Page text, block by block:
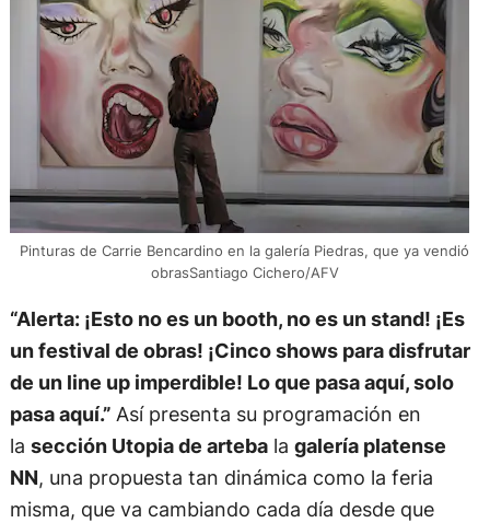
Pinturas de Carrie Bencardino en la galería Piedras, que ya vendió
obrasSantiago Cichero/AFV
“Alerta: ¡Esto no es un booth, no es un stand! ¡Es
un festival de obras! ¡Cinco shows para disfrutar
de un line up imperdible! Lo que pasa aquí, solo
pasa aquí.” Así presenta su programación en
la sección Utopia de artebala galería platense
NN, una propuesta tan dinámica como la feria
misma, que va cambiando cada día desde que